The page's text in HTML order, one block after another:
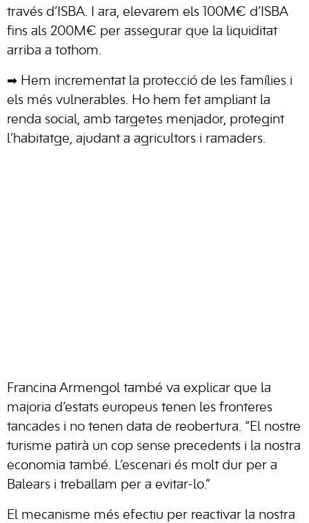
través d’ISBA. I ara, elevarem els 100M€ d’ISBA
fins als 200M€ per assegurar que la liquiditat
arriba a tothom.
➡ Hem incrementat la protecció de les famílies i
els més vulnerables. Ho hem fet ampliant la
renda social, amb targetes menjador, protegint
l’habitatge, ajudant a agricultors i ramaders.
Francina Armengol també va explicar que la
majoria d’estats europeus tenen les fronteres
tancades i no tenen data de reobertura. “El nostre
turisme patirà un cop sense precedents i la nostra
economia també. L’escenari és molt dur per a
Balears i treballam per a evitar-lo.”
El mecanisme més efectiu per reactivar la nostra